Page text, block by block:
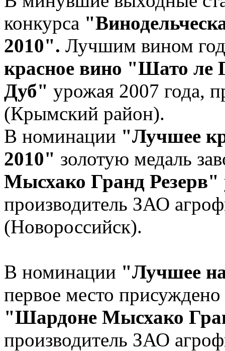
конкурса
2010". Лучшим вином
красное вино "Шато ле
Дуб" урожая 2007 года,
(Крымский район).
В номинации "Лучшее
2010" золотую медаль
Мысхако Гранд Резерв"
производитель ЗАО
(Новороссийск).
В номинации "Лучшее
первое место присуждено
"Шардоне Мысхако
производитель ЗАО